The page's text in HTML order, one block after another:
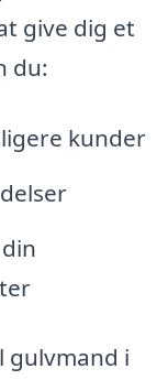
give dig et
du:
kunder
gulvmand i